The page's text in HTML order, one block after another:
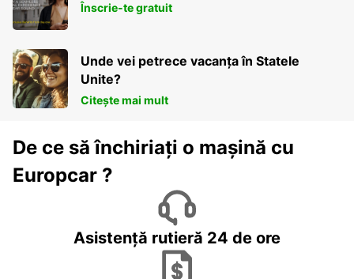
Înscrie-te gratuit
Unde vei petrece vacanța în Statele
Unite?
Citește mai mult
De ce să închiriați o mașină cu
Europcar ?
Asistență rutieră 24 de ore